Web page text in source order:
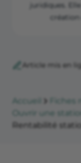
juridiques.
Article mis en
Accueil
Fiches
Ouvrir une
Rentabilité